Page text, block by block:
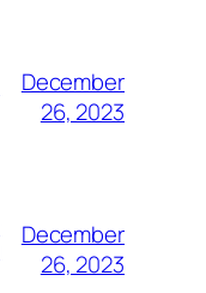
December
26, 2023
December
26, 2023